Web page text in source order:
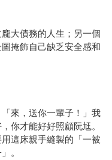
大債務的人生；另一個
掩飾自己缺乏安全感和
來，送你一輩子！」我
你才能好好照顧阮尪。
這床親手縫製的「一被
。